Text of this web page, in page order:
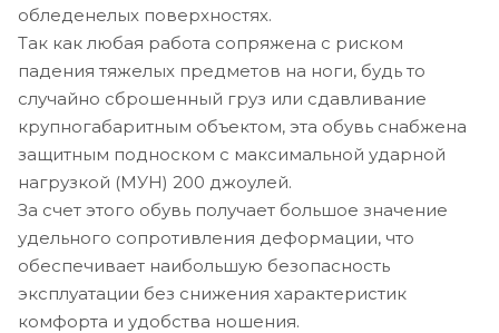
обледенелых поверхностях.
Так как любая работа сопряжена с риском
падения тяжелых предметов на ноги, будь то
случайно сброшенный груз или сдавливание
крупногабаритным объектом, эта обувь снабжена
защитным подноском с максимальной ударной
нагрузкой (МУН) 200 джоулей.
За счет этого обувь получает большое значение
удельного сопротивления деформации, что
обеспечивает наибольшую безопасность
эксплуатации без снижения характеристик
комфорта и удобства ношения.